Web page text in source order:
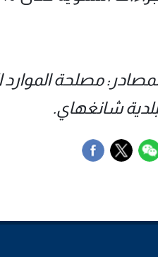
مصلحة
شانغهاي.